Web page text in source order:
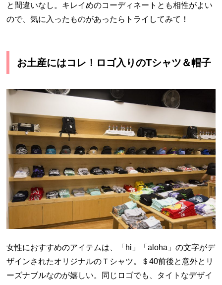
と間違いなし。キレイめのコーディネートとも相性がよい
ので、気に入ったものがあったらトライしてみて！
お土産にはコレ！ロゴ入りのTシャツ＆帽子
女性におすすめのアイテムは、「 hi 」「aloha 」の文字がデ
ザインされたオリジナルのＴシャツ。＄40前後と意外とリ
ーズナブルなのが嬉しい。同じロゴでも、タイトなデザイ